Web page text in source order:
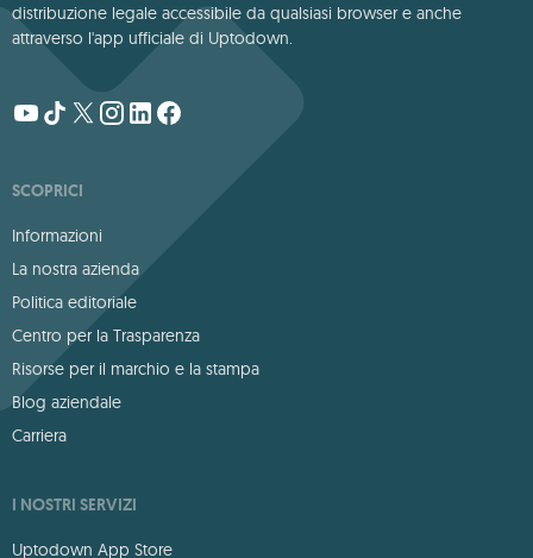
distribuzione legale accessibile da qualsiasi browser e anche
attraverso l'app ufficiale di Uptodown.
SCOPRICI
Informazioni
La nostra azienda
Politica editoriale
Centro per la Trasparenza
Risorse per il marchio e la stampa
Blog aziendale
Carriera
I NOSTRI SERVIZI
Uptodown App Store